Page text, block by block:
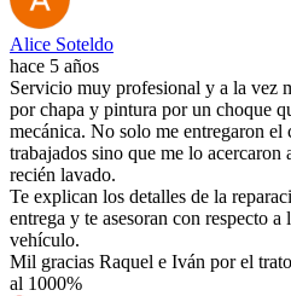
Alice Soteldo
hace 5 años
Servicio muy profesional y a la vez
por chapa y pintura por un choque
mecánica. No solo me entregaron el
trabajados sino que me lo
recién lavado.
Te explican los detalles de la
entrega y te asesoran con respecto
vehículo.
Mil gracias Raquel e Iván por el
al 1000%